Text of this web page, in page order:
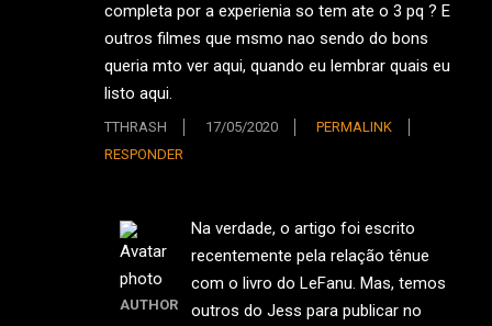
completa por a experienia so tem ate o 3 pq ? E
outros filmes que msmo nao sendo do bons
queria mto ver aqui, quando eu lembrar quais eu
listo aqui.
TTHRASH 17/05/2020
PERMALINK
RESPONDER
AUTHOR
Na verdade, o artigo foi escrito
recentemente pela relação tênue
com o livro do LeFanu. Mas, temos
outros do Jess para publicar no